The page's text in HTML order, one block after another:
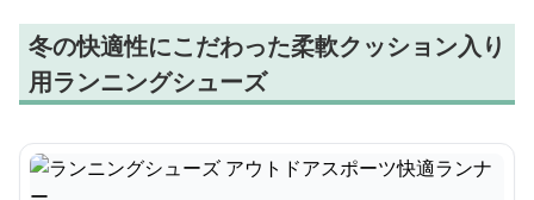
冬の快適性にこだわった柔軟クッション入り
用ランニングシューズ